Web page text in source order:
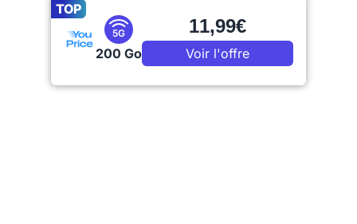
TOP
5G
200 Go
11,99€
Voir l'offre